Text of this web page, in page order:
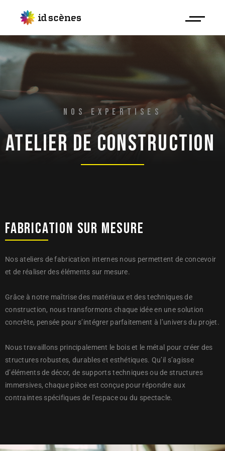
NOS EXPERTISES
ATELIER DE CONSTRUCTION
FABRICATION SUR MESURE
Nos ateliers de fabrication internes nous permettent de concevoir
et de réaliser des éléments sur mesure.
Grâce à notre maîtrise des matériaux et des techniques de
construction, nous transformons chaque idée en une solution
concrète, pensée pour s’intégrer parfaitement à l’univers du projet.
Nous travaillons principalement le bois et le métal pour créer des
structures robustes, durables et esthétiques. Qu’il s’agisse
d’éléments de décor, de supports techniques ou de structures
immersives, chaque pièce est conçue pour répondre aux
contraintes spécifiques de l’espace ou du spectacle.